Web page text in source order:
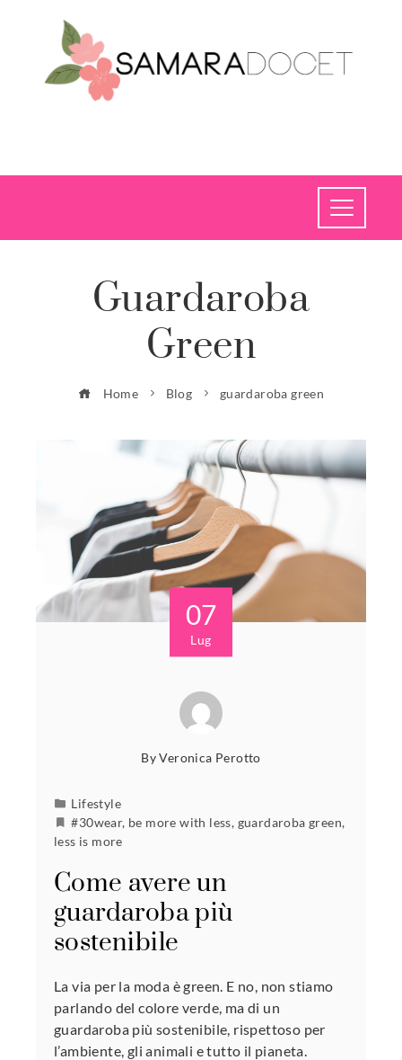
Guardaroba
Green
Home Blog guardaroba green
07
Lug
ByVeronica Perotto
Lifestyle
#30wear, be more with less, guardaroba green,
less is more
Come avere un
guardaroba più
sostenibile
La via per la moda è green. E no, non stiamo
parlando del colore verde, ma di un
guardaroba più sostenibile, rispettoso per
l’ambiente, gli animali e tutto il pianeta.